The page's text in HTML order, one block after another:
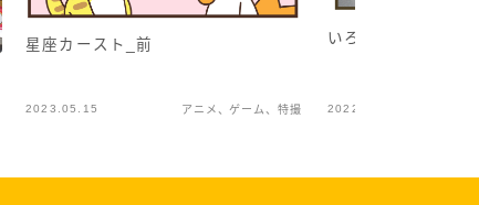
星座カースト_前
2023.05.15 アニメ、ゲーム、特撮
いろいろ違った
2022.03.29